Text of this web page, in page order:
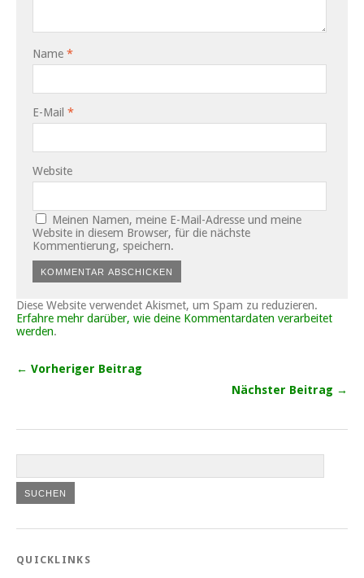
Name *
E-Mail *
Website
Meinen Namen, meine E-Mail-Adresse und meine
Website in diesem Browser, für die nächste
Kommentierung, speichern.
Diese Website verwendet Akismet, um Spam zu reduzieren.
Erfahre mehr darüber, wie deine Kommentardaten verarbeitet
werden.
← Vorheriger Beitrag
Nächster Beitrag →
QUICKLINKS